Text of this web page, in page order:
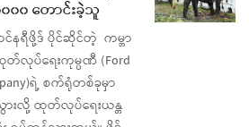
၀၀ တောင်းခဲ့သူ
င်နရီဖို့ဒ် ပိုင်ဆိုင်တဲ့ ကမ္ဘာ
တ်လုပ်ရေးကုမ္ပဏီ (Ford
ရဲ့ စက်ရုံတစ်ခုမှာ
ားလို့ ထုတ်လုပ်ရေးယန္တ